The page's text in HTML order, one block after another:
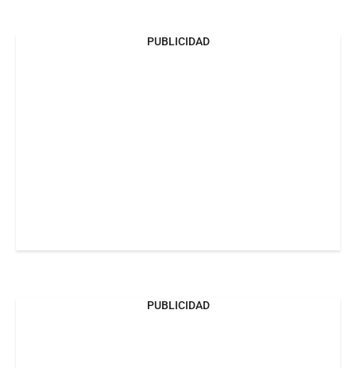
PUBLICIDAD
PUBLICIDAD